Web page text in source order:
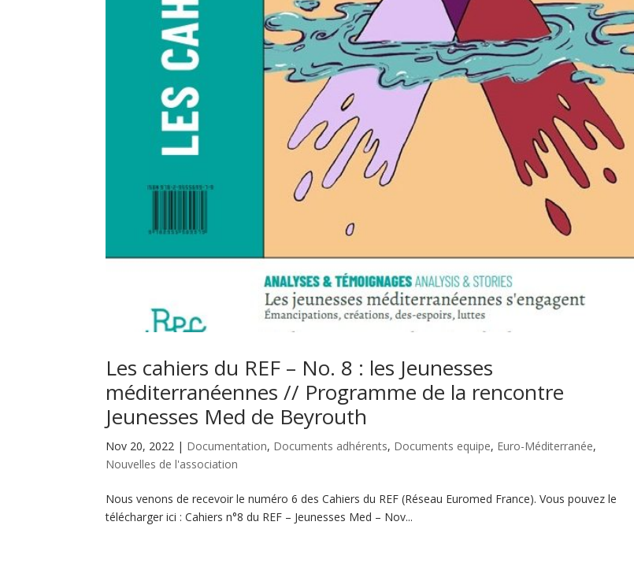
Les cahiers du REF – No. 8 : les Jeunesses
méditerranéennes // Programme de la rencontre
Jeunesses Med de Beyrouth
Nov 20, 2022 | Documentation, Documents adhérents, Documents equipe, Euro-Méditerranée,
Nouvelles de l'association
Nous venons de recevoir le numéro 6 des Cahiers du REF (Réseau Euromed France). Vous pouvez le
télécharger ici : Cahiers n°8 du REF – Jeunesses Med – Nov...